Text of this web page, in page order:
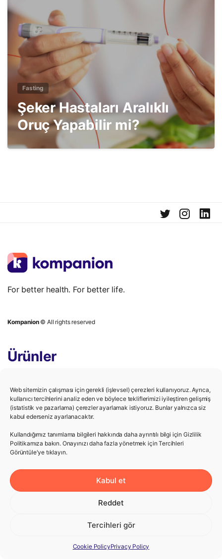
Web sitemizin çalışması için gerekli (işlevsel) çerezleri kullanıyoruz. Ayrıca,
kullanıcı tercihlerini analiz eden ve böylece tekliflerimizi iyileştiren gelişmiş
(istatistik ve pazarlama) çerezler ayarlamak istiyoruz. Bunlar yalnızca siz
kabul ederseniz ayarlanacaktır.
Kullandığımız tanımlama bilgileri hakkında daha ayrıntılı bilgi için Gizlilik
Politikamıza bakın. Onayınızı daha fazla yönetmek için Tercihleri ​​
Görüntüle'ye tıklayın.
Kabul et
Reddet
Tercihleri gör
Cookie PolicyPrivacy Policy
Fasting
Şeker Hastaları Aralıklı
Oruç Yapabilir mi?
For better health. For better life.
Kompanion© All rights reserved
Ürünler
Fitness Kompanion
Nabız Kalp Atışı Ölçer
Şirket